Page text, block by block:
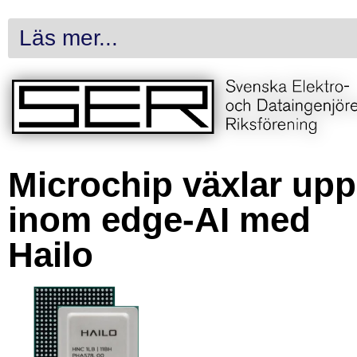
Läs mer...
Microchip växlar upp
inom edge-AI med
Hailo